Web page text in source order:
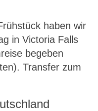
haben wir
in Victoria Falls
begeben
Transfer zum